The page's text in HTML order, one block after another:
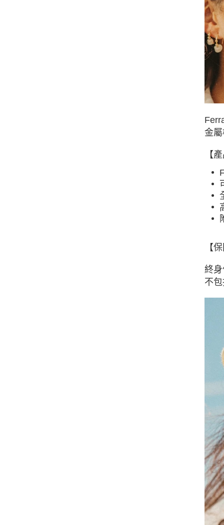
金
【
【
終
不